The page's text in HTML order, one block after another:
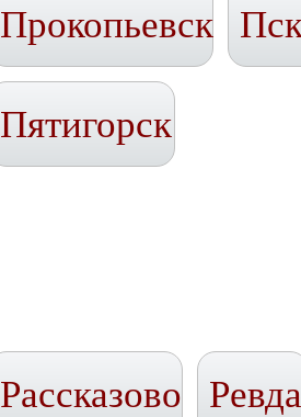
Прокопьевск
Пятигорск
Рассказово